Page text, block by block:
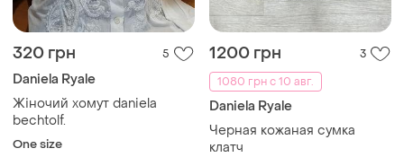
320 грн 5
Daniela Ryale
Жіночий хомут daniela
bechtolf.
One size
1200 грн
3
1080 грн с 10 авг.
Daniela Ryale
Черная кожаная сумка
клатч